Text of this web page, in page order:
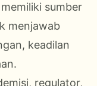
sumber
menjawab
keadilan
regulator,